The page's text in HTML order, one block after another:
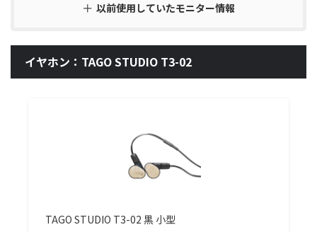
以前使用していたモニター情報
イヤホン：TAGO STUDIO T3-02
TAGO STUDIO T3-02 黒 小型